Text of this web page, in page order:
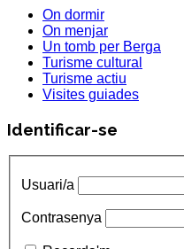
On dormir
On menjar
Un tomb per Berga
Turisme cultural
Turisme actiu
Visites guiades
Identificar-se
Usuari/a
Contrasenya